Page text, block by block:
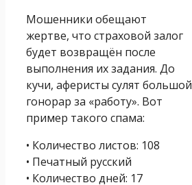
Мошенники обещают
жертве, что страховой залог
будет возвращён после
выполнения их задания. До
кучи, аферисты сулят большой
гонорар за «работу». Вот
пример такого спама:
• Количество листов: 108
• Печатный русский
• Количество дней: 17